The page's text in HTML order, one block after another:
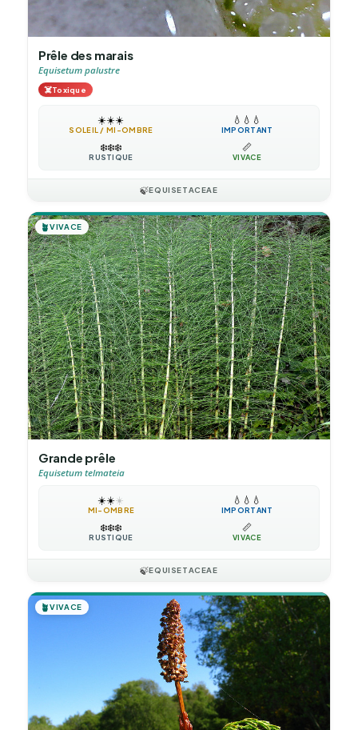
Prêle des marais
Equisetum palustre
☠️Toxique
☀️☀️☀️
SOLEIL / MI-OMBRE
💧 💧 💧
IMPORTANT
❄️❄️❄️
RUSTIQUE
📏
VIVACE
🍃EQUISETACEAE
🪴VIVACE
Grande prêle
Equisetum telmateia
☀️☀️☀️
MI-OMBRE
💧 💧 💧
IMPORTANT
❄️❄️❄️
RUSTIQUE
📏
VIVACE
🍃EQUISETACEAE
🪴VIVACE